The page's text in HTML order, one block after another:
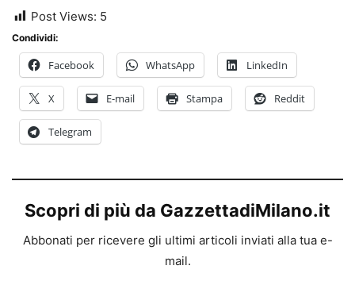
Post Views: 5
Condividi:
Facebook WhatsApp LinkedIn
X E-mail Stampa Reddit
Telegram
Scopri di più da GazzettadiMilano.it
Abbonati per ricevere gli ultimi articoli inviati alla tua e-
mail.